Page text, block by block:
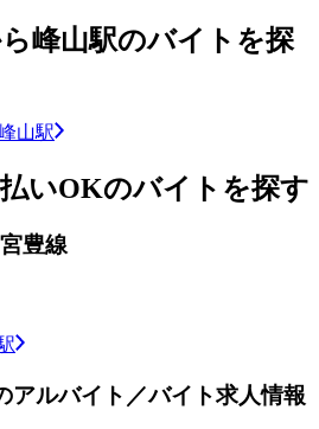
峰山駅のバイトを探
山駅
いOKのバイトを探す
豊線
アルバイト／バイト求人情報